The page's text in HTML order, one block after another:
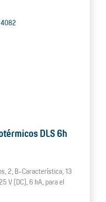
DLS 6h
2, B-Característica, 13
V (DC), 6 kA, para el